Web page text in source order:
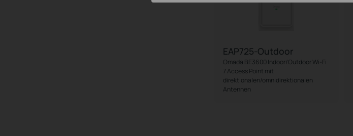
EAP725-Outdoor
Omada BE3600 Indoor/Outdoor Wi-Fi
7 Access Point mit
direktionalen/omnidirektionalen
Antennen